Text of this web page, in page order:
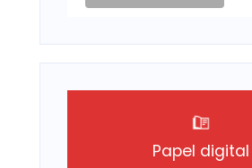
Papel digital